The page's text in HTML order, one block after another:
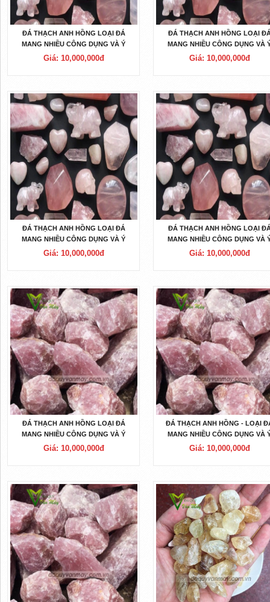
ĐÁ THẠCH ANH HỒNG LOẠI ĐÁ
MANG NHIỀU CÔNG DỤNG VÀ Ý
NGHĨA NHẤT
Giá: 10,000,000đ
ĐÁ THẠCH ANH HỒNG LOẠI
MANG NHIỀU CÔNG DỤNG VÀ
NGHĨA NHẤT
Giá: 10,000,000đ
ĐÁ THẠCH ANH HỒNG LOẠI ĐÁ
MANG NHIỀU CÔNG DỤNG VÀ Ý
NGHĨA NHẤT
Giá: 10,000,000đ
ĐÁ THẠCH ANH HỒNG LOẠI
MANG NHIỀU CÔNG DỤNG VÀ
NGHĨA NHẤT
Giá: 10,000,000đ
ĐÁ THẠCH ANH HỒNG LOẠI ĐÁ
MANG NHIỀU CÔNG DỤNG VÀ Ý
NGHĨA PHONG THỦY
Giá: 10,000,000đ
ĐÁ THẠCH ANH HỒNG - LOẠI
MANG NHIỀU CÔNG DỤNG VÀ
NGHĨA NHẤT
Giá: 10,000,000đ